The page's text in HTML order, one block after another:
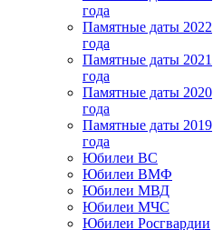
года
Памятные даты 2022
года
Памятные даты 2021
года
Памятные даты 2020
года
Памятные даты 2019
года
Юбилеи ВС
Юбилеи ВМФ
Юбилеи МВД
Юбилеи МЧС
Юбилеи Росгвардии